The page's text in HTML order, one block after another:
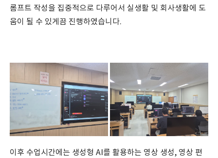
롬프트 작성을 집중적으로 다루어서 실생활 및 회사생활에 도
움이 될 수 있게끔 진행하였습니다.
이후 수업시간에는 생성형 AI를 활용하는 영상 생성, 영상 편